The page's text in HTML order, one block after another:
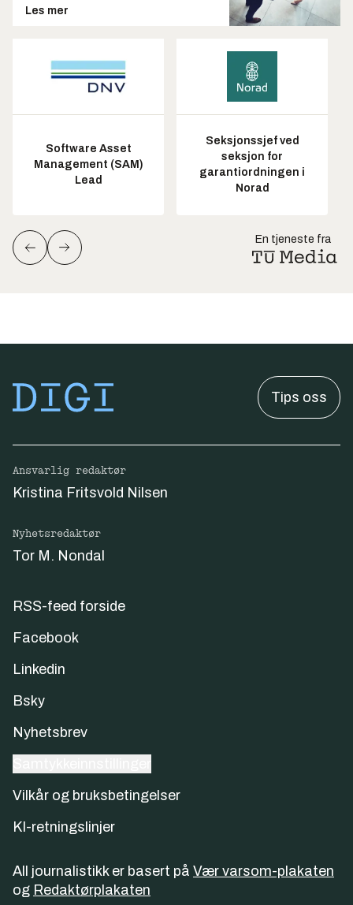
Les mer
Software Asset
Management (SAM)
Lead
Seksjonssjef ved
seksjon for
garantiordningen i
Norad
En tjeneste fra
Tips oss
Ansvarlig redaktør
Kristina Fritsvold Nilsen
Nyhetsredaktør
Tor M. Nondal
RSS-feed forside
Facebook
Linkedin
Bsky
Nyhetsbrev
Vilkår og bruksbetingelser
KI-retningslinjer
All journalistikk er basert på Vær varsom-plakaten
og Redaktørplakaten